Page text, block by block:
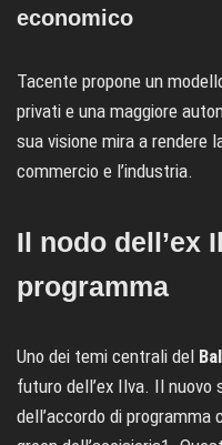
economico
Tacente propone un
privati e una maggiore
sua visione mira a rendere
commercio e l’industria.
Il nodo dell’ex
programma
Uno dei temi centrali del
futuro dell’ex Ilva. Il
dell’accordo di programma